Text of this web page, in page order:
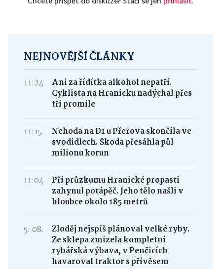
NEJNOVĚJŠÍ ČLÁNKY
11:24
Ani za řídítka alkohol nepatří.
Cyklista na Hranicku nadýchal přes
tři promile
11:15
Nehoda na D1 u Přerova skončila ve
svodidlech. Škoda přesáhla půl
milionu korun
11:04
Při průzkumu Hranické propasti
zahynul potápěč. Jeho tělo našli v
hloubce okolo 185 metrů
5. 08.
Zloděj nejspíš plánoval velké ryby.
Ze sklepa zmizela kompletní
rybářská výbava, v Penčicích
havaroval traktor s přívěsem